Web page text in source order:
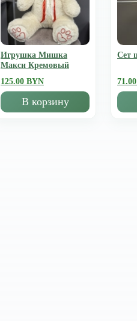
Игрушка Мишка
Mакси Кремовый
125.00 BYN
В корзину
Сет